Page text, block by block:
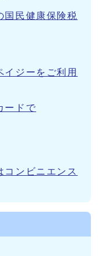
国民健康保険税
イジーをご利用
ードで
コンビニエンス